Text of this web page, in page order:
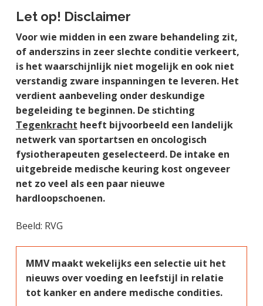
Let op! Disclaimer
Voor wie midden in een zware behandeling zit,
of anderszins in zeer slechte conditie verkeert,
is het waarschijnlijk niet mogelijk en ook niet
verstandig zware inspanningen te leveren. Het
verdient aanbeveling onder deskundige
begeleiding te beginnen. De stichting
Tegenkracht heeft bijvoorbeeld een landelijk
netwerk van sportartsen en oncologisch
fysiotherapeuten geselecteerd. De intake en
uitgebreide medische keuring kost ongeveer
net zo veel als een paar nieuwe
hardloopschoenen.
Beeld: RVG
MMV maakt wekelijks een selectie uit het
nieuws over voeding en leefstijl in relatie
tot kanker en andere medische condities.